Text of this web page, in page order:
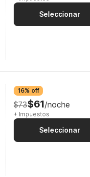
Seleccionar
16% off
$73$61/noche
+ Impuestos
Seleccionar